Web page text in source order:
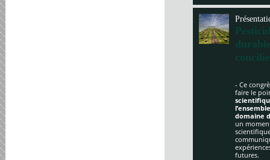
- Ce
faire le
domaine
un
futures.